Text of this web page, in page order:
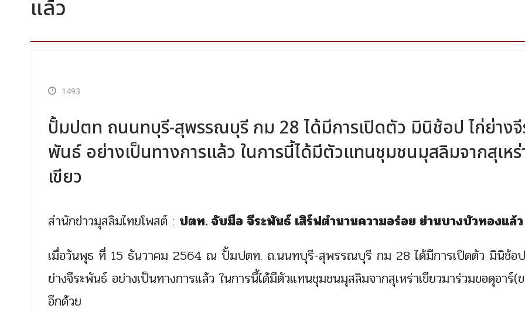
แล้ว
1493
ปั้มปตท ถนนทบุรี-สุพรรณบุรี กม 28 ได้มีการเปิดตัว มินิช้อป ไก่ย่างจี
พันธ์ อย่างเป็นทางการแล้ว ในการนี้ได้มีตัวแทนชุมชนมุสลิมจากสุเหร่
เขียว
สำนักข่าวมุสลิมไทยโพสต์ : ปตท. จับมือ จีระพันธ์ เสิร์ฟตำนานความอร่อย ย่านบางบัวทองแล้ว
เมื่อวันพุธ ที่ 15 ธันวาคม 2564 ณ ปั้มปตท. ถ.นนทบุรี-สุพรรณบุรี กม 28 ได้มีการเปิดตัว มินิช้อ
ย่างจีระพันธ์ อย่างเป็นทางการแล้ว ในการนี้ได้มีตัวแทนชุมชนมุสลิมจากสุเหร่าเขียวมาร่วมขอดุอาร์(
อีกด้วย